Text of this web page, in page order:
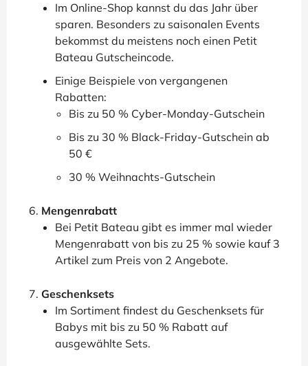
Im Online-Shop kannst du das Jahr über
sparen. Besonders zu saisonalen Events
bekommst du meistens noch einen Petit
Bateau Gutscheincode.
Einige Beispiele von vergangenen
Rabatten:
Bis zu 50 % Cyber-Monday-Gutschein
Bis zu 30 % Black-Friday-Gutschein ab
50 €
30 % Weihnachts-Gutschein
Mengenrabatt
Bei Petit Bateau gibt es immer mal wieder
Mengenrabatt von bis zu 25 % sowie kauf 3
Artikel zum Preis von 2 Angebote.
Geschenksets
Im Sortiment findest du Geschenksets für
Babys mit bis zu 50 % Rabatt auf
ausgewählte Sets.